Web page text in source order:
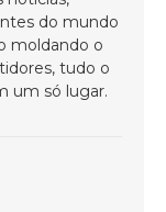
do mundo
moldando o
tudo o
um só lugar.